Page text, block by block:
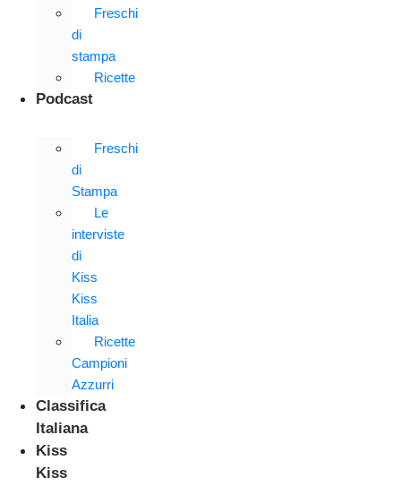
Freschi
di
stampa
Ricette
Podcast
Freschi
di
Stampa
Le
interviste
di
Kiss
Kiss
Italia
Ricette
Campioni
Azzurri
Classifica
Italiana
Kiss
Kiss